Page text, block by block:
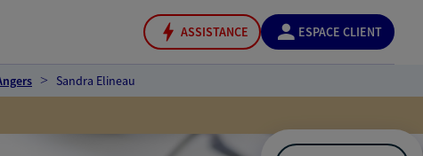
ASSISTANCE ESPACE CLIENT
Sandra Elineau